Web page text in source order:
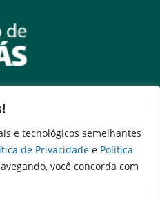
e tecnológicos semelhantes
de Privacidade e Política
você concorda com